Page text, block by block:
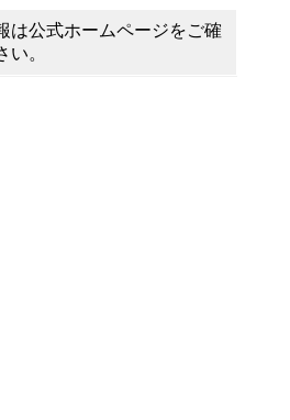
は公式ホームページをご確
い。